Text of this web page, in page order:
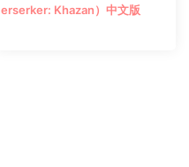
erserker: Khazan）中文版